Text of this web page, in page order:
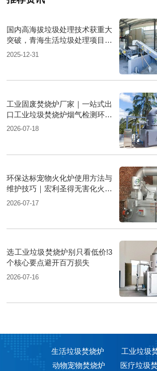
国内高海拔垃圾处理技术获重大
突破，青海生活垃圾处理项目树
行业新标杆
2025-12-31
工业固废焚烧炉厂家｜一站式出
口工业垃圾焚烧炉烟气检测环保
达标
2026-07-18
环保达标宠物火化炉使用方法与
维护技巧｜宏利圣得无害化火化
设备科普
2026-07-17
选工业垃圾焚烧炉别只看低价!3
个核心要点避开百万损失
2026-07-16
生活垃圾焚烧炉
工业垃圾
动物宠物焚烧炉
医疗垃圾